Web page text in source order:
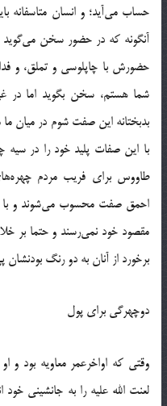
حساب می‌آید؛ و انسان متاسفانه
آنگونه که در حضور سخن می‌گوید
حضورش با چاپلوسی و تملق، و
شما هستم، سخن بگوید اما در
بدبختانه این صفت شوم در میان
با این صفات پلید خود را در سیه
طاووس برای فریب مردم
احمق صفت محسوب می‌شوند و با
مقصود خود نمی‌رسند و حتما بر
برخورد از آنان به دو رنگ بودنشان
دوچهرگی برای پول
وقتی که اواخرعمر معاویه بود
لعنت الله علیه را به جانشینی